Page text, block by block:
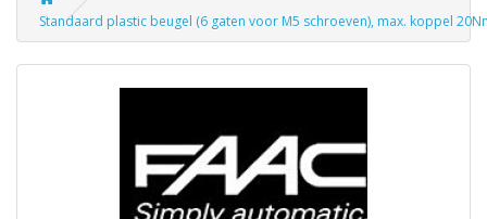
Standaard plastic beugel (6 gaten voor M5 schroeven), max. koppel